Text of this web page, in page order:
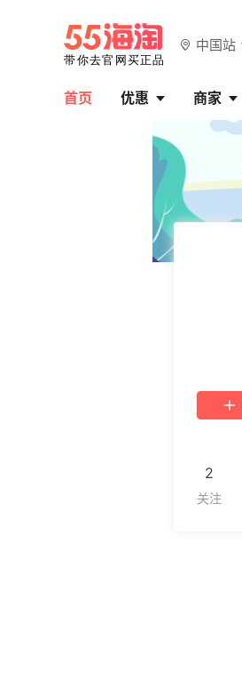
中国站
首页 优惠 商家
2